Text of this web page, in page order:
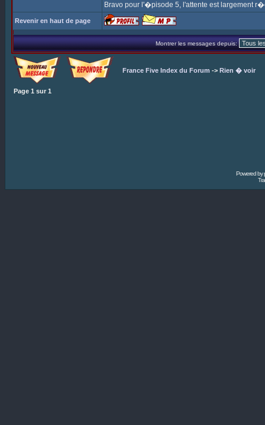
Bravo pour l'�pisode 5, l'attente est largement
Revenir en haut de page
Montrer les messages depuis:
France Five Index du Forum -> Rien � voir
Page 1 sur 1
Powered by